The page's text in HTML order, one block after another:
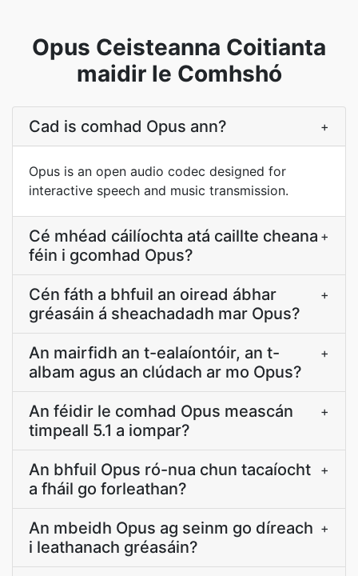
Opus Ceisteanna Coitianta
maidir le Comhshó
Cad is comhad Opus ann? +
Opus is an open audio codec designed for
interactive speech and music transmission.
Cé mhéad cáilíochta atá caillte cheana
féin i gcomhad Opus?
+
Cén fáth a bhfuil an oiread ábhar
gréasáin á sheachadadh mar Opus?
+
An mairfidh an t-ealaíontóir, an t-
albam agus an clúdach ar mo Opus?
+
An féidir le comhad Opus meascán
timpeall 5.1 a iompar?
+
An bhfuil Opus ró-nua chun tacaíocht
a fháil go forleathan?
+
An mbeidh Opus ag seinm go díreach
i leathanach gréasáin?
+